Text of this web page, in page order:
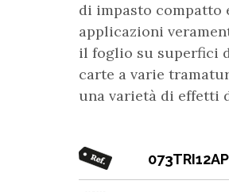
di impasto compatto
applicazioni
il foglio su superfici
carte a varie
una varietà di effetti
073TRI12AP